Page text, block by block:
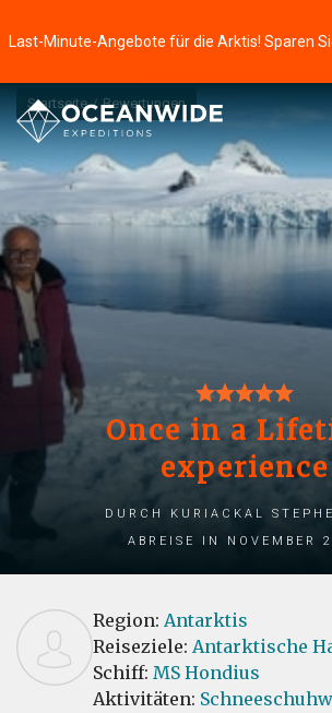
Startseite Bewertungen
Once in a
experience
durch Kuriackal
Abreise in November
Region: Antarktis
Reiseziele: Antarktische
Schiff: MS Hondius
Aktivitäten: